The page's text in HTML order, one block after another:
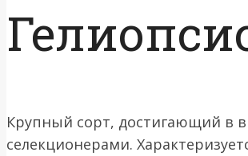
Крупный сорт, достигающий в
селекционерами.